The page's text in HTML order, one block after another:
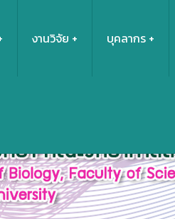
งานวิจัย บุคลากร